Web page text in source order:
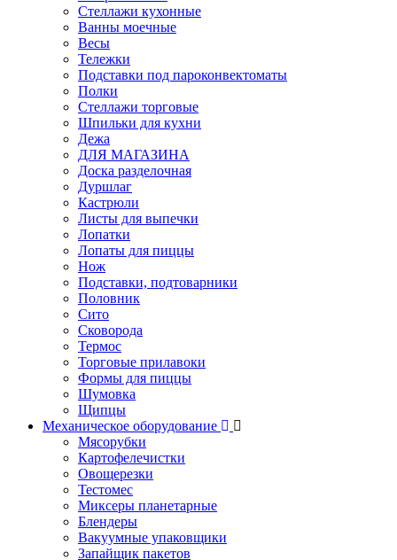
Стеллажи кухонные
Ванны моечные
Весы
Тележки
Подставки под пароконвектоматы
Полки
Стеллажи торговые
Шпильки для кухни
Дежа
ДЛЯ МАГАЗИНА
Доска разделочная
Дуршлаг
Кастрюли
Листы для выпечки
Лопатки
Лопаты для пиццы
Нож
Подставки, подтоварники
Половник
Сито
Сковорода
Термос
Торговые прилавоки
Формы для пиццы
Шумовка
Щипцы
Механическое оборудование
Мясорубки
Картофелечистки
Овощерезки
Тестомес
Миксеры планетарные
Блендеры
Вакуумные упаковщики
Запайщик пакетов